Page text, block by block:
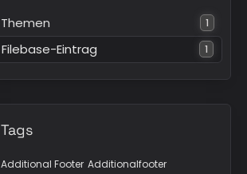
Themen 1
Filebase-Eintrag 1
Tags
Additional Footer Additionalfooter